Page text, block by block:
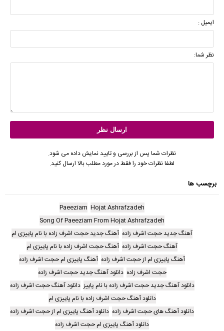
ایمیل :
نظر شما:
نظرات شما پس از بررسی و تایید نمایش داده می شود.
لطفا نظرات خود را فقط در مورد مطلب بالا ارسال کنید.
برچسب ها
Hojat Ashrafzadeh
Paeeziam
Song Of Paeeziam From Hojat Ashrafzadeh
آهنگ جدید حجت اشرف زاده آهنگ جدید حجت اشرف زاده با نام پاییزی ام
آهنگ حجت اشرف زاده آهنگ حجت اشرف زاده با نام پاییزی ام
آهنگ پاییزی ام از حجت اشرف زاده آهنگ پاییزی ام حجت اشرف زاده
حجت اشرف زاده دانلود آهنگ جدید حجت اشرف زاده
دانلود آهنگ جدید حجت اشرف زاده با نام پاییز دانلود آهنگ حجت اشرف زاده
دانلود آهنگ حجت اشرف زاده با نام پاییزی ام
دانلود آهنگ های حجت اشرف زاده دانلود آهنگ پاییزی ام از حجت اشرف زاده
دانلود آهنگ پاییزی ام حجت اشرف زاده